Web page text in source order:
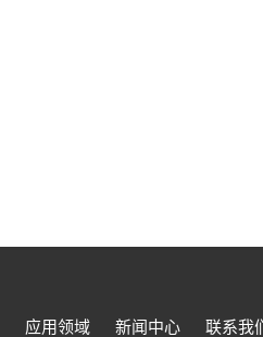
应用领域 新闻中心 联系我